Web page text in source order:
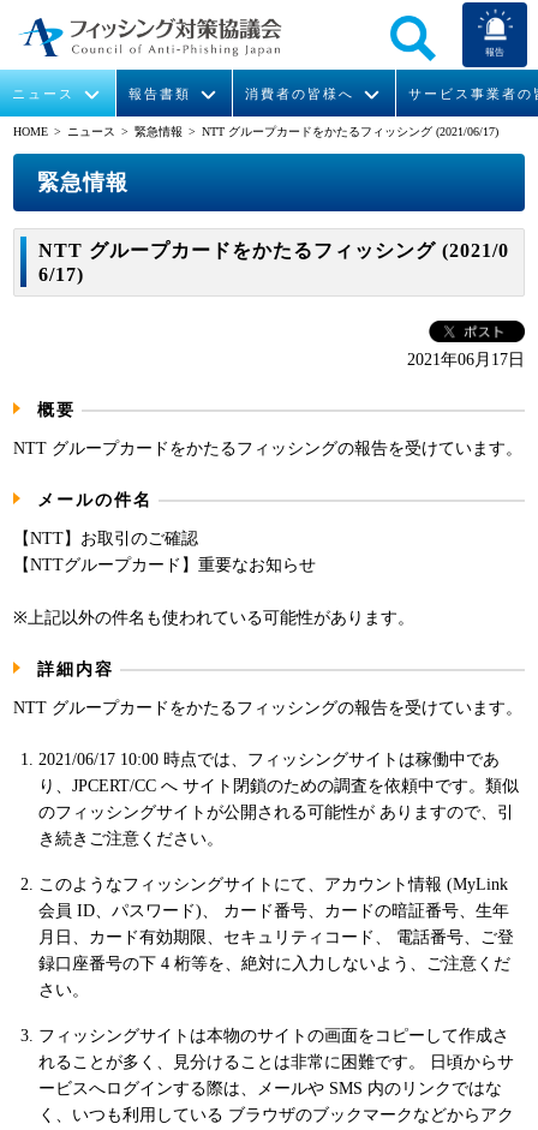
報告
ニュース 報告書類 消費者の皆様へ
マンガでわかるフィッシング詐欺対策 5ヶ条
サービス事業者の
メンバー
入会案内
パンフレット
HOME > ニュース >緊急情報 > NTT グループカードをかたるフィッシング (2021/06/17)
緊急情報
NTT グループカードをかたるフィッシング (2021/0
6/17)
2021年06月17日
概要
NTT グループカードをかたるフィッシングの報告を受けています。
メールの件名
【NTT】お取引のご確認
【NTTグループカード】重要なお知らせ
※上記以外の件名も使われている可能性があります。
詳細内容
NTT グループカードをかたるフィッシングの報告を受けています。
2021/06/17 10:00 時点では、フィッシングサイトは稼働中であ
り、JPCERT/CC へ サイト閉鎖のための調査を依頼中です。類似
のフィッシングサイトが公開される可能性が ありますので、引
き続きご注意ください。
このようなフィッシングサイトにて、アカウント情報 (MyLink
会員 ID、パスワード)、 カード番号、カードの暗証番号、生年
月日、カード有効期限、セキュリティコード、 電話番号、ご登
録口座番号の下 4 桁等を、絶対に入力しないよう、ご注意くだ
さい。
フィッシングサイトは本物のサイトの画面をコピーして作成さ
れることが多く、見分けることは非常に困難です。 日頃からサ
ービスへログインする際は、メールや SMS 内のリンクではな
く、いつも利用している ブラウザのブックマークなどからアク